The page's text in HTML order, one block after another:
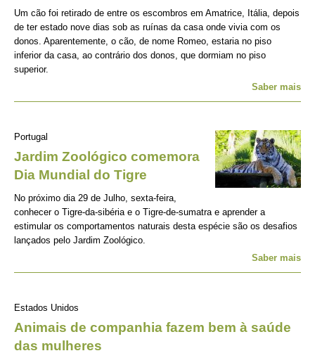
Um cão foi retirado de entre os escombros em Amatrice, Itália, depois
de ter estado nove dias sob as ruínas da casa onde vivia com os
donos. Aparentemente, o cão, de nome Romeo, estaria no piso
inferior da casa, ao contrário dos donos, que dormiam no piso
superior.
Saber mais
Portugal
Jardim Zoológico comemora
Dia Mundial do Tigre
No próximo dia 29 de Julho, sexta-feira,
conhecer o Tigre-da-sibéria e o Tigre-de-sumatra e aprender a
estimular os comportamentos naturais desta espécie são os desafios
lançados pelo Jardim Zoológico.
Saber mais
Estados Unidos
Animais de companhia fazem bem à saúde
das mulheres